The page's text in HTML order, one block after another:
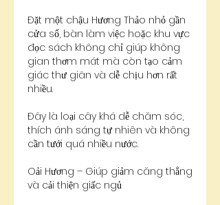
Đặt một chậu Hương Thảo nhỏ gần
cửa sổ, bàn làm việc hoặc khu vực
đọc sách không chỉ giúp không
gian thơm mát mà còn tạo cảm
giác thư giãn và dễ chịu hơn rất
nhiều.
Đây là loại cây khá dễ chăm sóc,
thích ánh sáng tự nhiên và không
cần tưới quá nhiều nước.
Oải Hương – Giúp giảm căng thẳng
và cải thiện giấc ngủ